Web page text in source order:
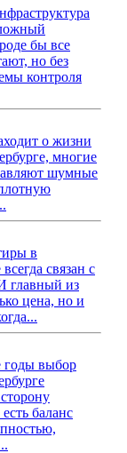
бы все
но без
контроля
о жизни
многие
шумные
в
связан с
главный из
цена, но и
годы выбор
баланс